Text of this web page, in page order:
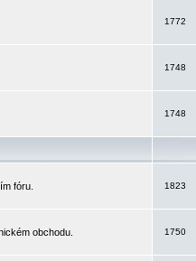
1772
1748
1748
fóru.
1823
obchodu.
1750